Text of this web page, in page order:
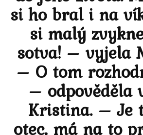
si ho bral i na
si malý
sotva! – vyjela
– O tom
– odpověděla
Kristina. – Je
otec, má na to